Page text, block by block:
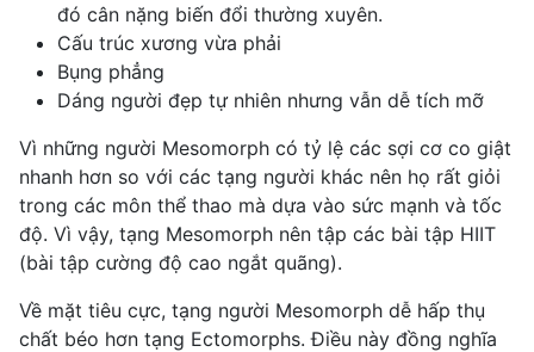
đó cân nặng biến đổi thường xuyên.
Cấu trúc xương vừa phải
Bụng phẳng
Dáng người đẹp tự nhiên nhưng vẫn dễ tích mỡ
Vì những người Mesomorph có tỷ lệ các sợi cơ co giật
nhanh hơn so với các tạng người khác nên họ rất giỏi
trong các môn thể thao mà dựa vào sức mạnh và tốc
độ. Vì vậy, tạng Mesomorph nên tập các bài tập HIIT
(bài tập cường độ cao ngắt quãng).
Về mặt tiêu cực, tạng người Mesomorph dễ hấp thụ
chất béo hơn tạng Ectomorphs. Điều này đồng nghĩa